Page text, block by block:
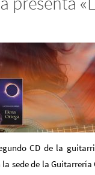
CD de la
sede de la